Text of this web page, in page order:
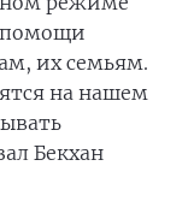
помощи
их семьям.
на нашем
Бекхан